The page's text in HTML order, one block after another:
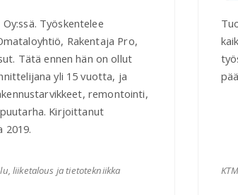
Työskentelee
Rakentaja Pro,
Tätä ennen hän on ollut
yli 15 vuotta, ja
remontointi,
Kirjoittanut
2019.
liiketalous ja tietotekniikka